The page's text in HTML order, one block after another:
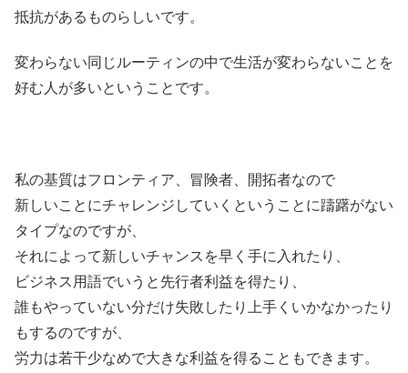
抵抗があるものらしいです。
変わらない同じルーティンの中で生活が変わらないことを
好む人が多いということです。
私の基質はフロンティア、冒険者、開拓者なので
新しいことにチャレンジしていくということに躊躇がない
タイプなのですが、
それによって新しいチャンスを早く手に入れたり、
ビジネス用語でいうと先行者利益を得たり、
誰もやっていない分だけ失敗したり上手くいかなかったり
もするのですが、
労力は若干少なめで大きな利益を得ることもできます。